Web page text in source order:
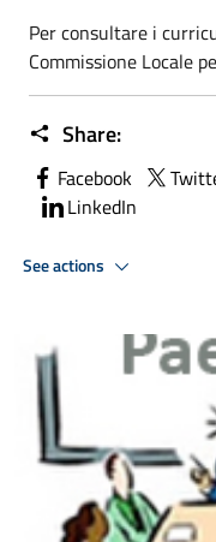
Per consultare i
Commissione Locale
Share:
Facebook
LinkedIn
See actions